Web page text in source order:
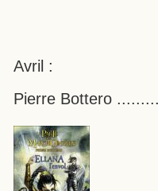
Avril :
Pierre Bottero